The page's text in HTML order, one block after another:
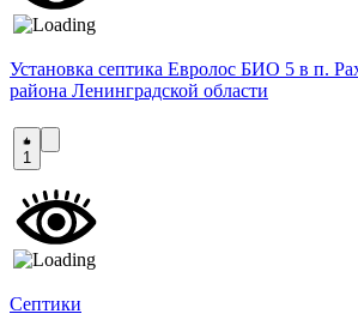
Установка септика Евролос БИО 5 в п.
района Ленинградской области
1
Септики